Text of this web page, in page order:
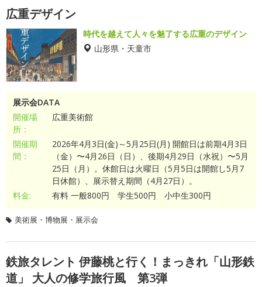
広重デザイン
時代を越えて人々を魅了する広重のデザイン
山形県・天童市
展示会DATA
開催場
所：
広重美術館
開催期
間：
2026年4月3日(金)～5月25日(月) 開館日は前期4月3日
（金）〜4月26日（日）、後期4月29日（水祝）〜5月
25日（月）。休館日は火曜日（5月5日は開館し5月7
日休館）、展示替え期間（4月27日）。
料金:
有料 一般800円 学生500円 小中生300円
美術展・博物展・展示会
鉄旅タレント 伊藤桃と行く！まっきれ「山形鉄
道」 大人の修学旅行風 第3弾